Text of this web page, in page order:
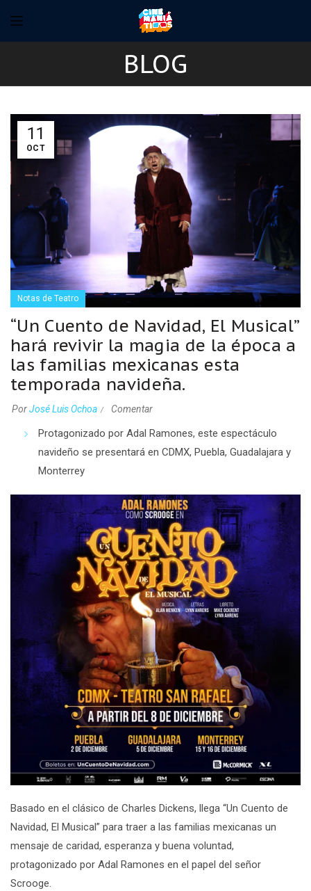
BLOG
11
OCT
Notas de Teatro
“Un Cuento de Navidad, El Musical”
hará revivir la magia de la época a
las familias mexicanas esta
temporada navideña.
PorJosé Luis Ochoa Comentar
Protagonizado por Adal Ramones, este espectáculo
navideño se presentará en CDMX, Puebla, Guadalajara y
Monterrey
Basado en el clásico de Charles Dickens, llega “Un Cuento de
Navidad, El Musical” para traer a las familias mexicanas un
mensaje de caridad, esperanza y buena voluntad,
protagonizado por Adal Ramones en el papel del señor
Scrooge.